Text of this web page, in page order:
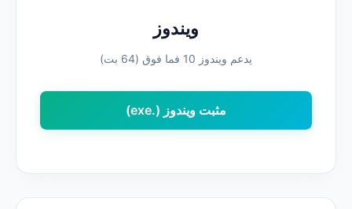
ويندوز
يدعم ويندوز 10 فما فوق (64 بت)
مثبت ويندوز (.exe)